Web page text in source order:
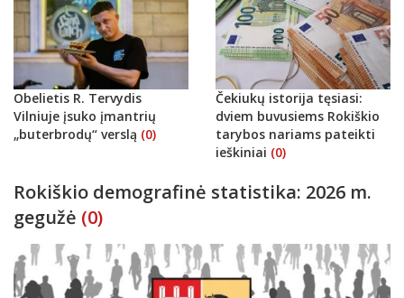
Obelietis R. Tervydis
Vilniuje įsuko įmantrių
„buterbrodų“ verslą (0)
Čekiukų istorija tęsiasi:
dviem buvusiems Rokiškio
tarybos nariams pateikti
ieškiniai (0)
Rokiškio demografinė statistika: 2026 m.
gegužė (0)